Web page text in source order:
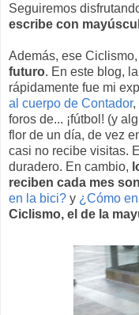
Seguiremos
escribe con
Además, ese
futuro. En este blog,
rápidamente fue mi
al cuerpo de Contador,
foros de... ¡fútbol! (y
flor de un día, de vez
casi no recibe visitas.
duradero. En cambio,
reciben cada mes son
en la bici? y ¿Cómo
Ciclismo, el de la